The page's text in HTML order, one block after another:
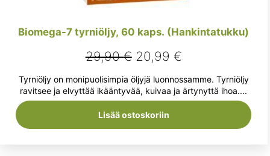
Biomega-7 tyrniöljy, 60 kaps. (Hankintatukku)
29,90€ Alkuperäinen
hinta
oli:
29,90 €.
20,99 €Nykyinen
on:
Tyrniöljy on monipuolisimpia öljyjä luonnossamme. Tyrniöljy
ravitsee ja elvyttää ikääntyvää, kuivaa ja ärtynyttä ihoa....
Lisää ostoskoriin